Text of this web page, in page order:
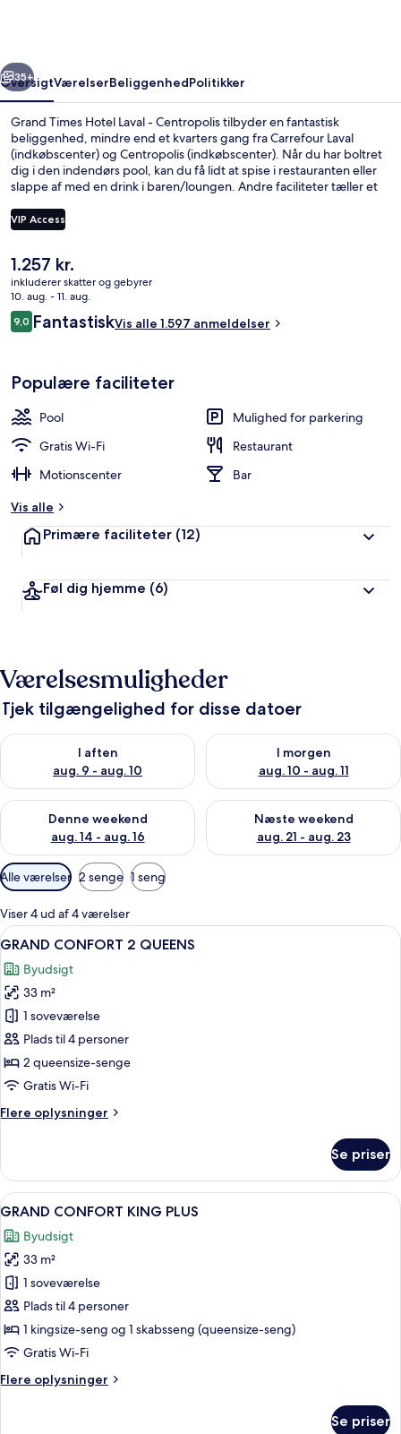
Næste
35+
OversigtVærelserBeliggenhedPolitikker
Grand Times Hotel Laval - Centropolis tilbyder en fantastisk
beliggenhed, mindre end et kvarters gang fra Carrefour Laval
(indkøbscenter) og Centropolis (indkøbscenter). Når du har boltret
dig i den indendørs pool, kan du få lidt at spise i restauranten eller
slappe af med en drink i baren/loungen. Andre faciliteter tæller et
hjælpsomme personale og beliggenhed får gode bedømmelser fra
rejsende.
VIP Access
Den
nuværende
pris
er
1.257 kr.
1.257 kr.
inkluderer skatter og gebyrer
10. aug. - 11. aug.
Anmeldelser
9,09,0 ud af 10.
FantastiskVis alle 1.597 anmeldelser
Populære faciliteter
Pool
Mulighed for parkering
Gratis Wi-Fi
Restaurant
Motionscenter
Bar
Vis alle
Primære faciliteter (12)
Føl dig hjemme (6)
Værelsesmuligheder
Tjek tilgængelighed for disse datoer
I aften
aug. 9 - aug. 10
Tjek tilgængelighed for i aften aug. 9 - aug. 10
I morgen
aug. 10 - aug. 11
Tjek tilgængelighed for i
Denne weekend
aug. 14 - aug. 16
Tjek tilgængelighed for denne weekend aug. 14 - aug. 16
Næste weekend
aug. 21 - aug. 23
Tjek tilgængelighed for næste
Tilgængelige
filtre
for
værelser
Alle værelser 2 senge 1 seng
Viser 4 ud af 4 værelser
Indlæs
alle
billeder
af
GRAND
CONFORT
2
QUEENS
Et hotelværelse med to senge, et
5
GRAND CONFORT 2 QUEENS
Byudsigt
33 m²
1 soveværelse
Plads til 4 personer
2 queensize-senge
Gratis Wi-Fi
Flere oplysninger
Flere
CONFORT
QUEENS
Se priser
Indlæs
alle
billeder
af
GRAND
CONFORT
KING
PLUS
Et moderne hotelværelse med en
6
GRAND CONFORT KING PLUS
Byudsigt
33 m²
1 soveværelse
Plads til 4 personer
1 kingsize-seng og 1 skabsseng (queensize-seng)
Gratis Wi-Fi
Flere oplysninger
Flere
Se priser